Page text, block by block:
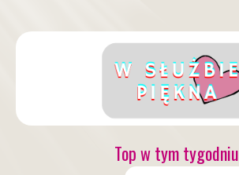
Top w tym tygodniu